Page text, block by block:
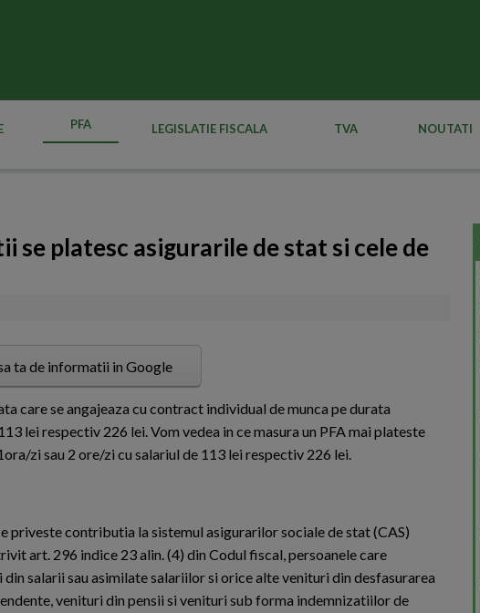
PFA LEGISLATIE FISCALA TVA NOUTATI
se platesc asigurarile de stat si cele de
ta de informatii in Google
care se angajeaza cu contract individual de munca pe durata
lei respectiv 226 lei. Vom vedea in ce masura un PFA mai plateste
zi sau 2 ore/zi cu salariul de 113 lei respectiv 226 lei.
priveste contributia la sistemul asigurarilor sociale de stat (CAS)
art. 296 indice 23 alin. (4) din Codul fiscal, persoanele care
salarii sau asimilate salariilor si orice alte venituri din desfasurarea
venituri din pensii si venituri sub forma indemnizatiilor de